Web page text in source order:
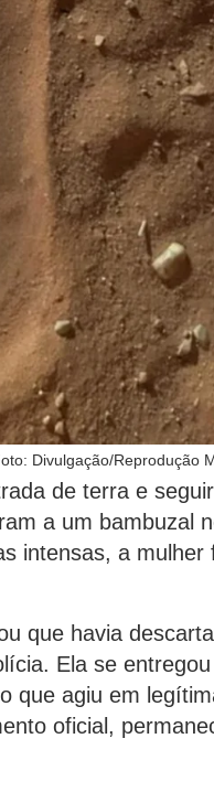
Divulgação/Reprodução
de terra e
a um bambuzal
intensas, a mulher
que havia
Ela se
que agiu em
oficial,